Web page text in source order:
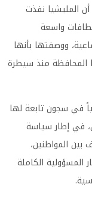
المليشيا نفذت
واسعة
ووصفتها بأنها
منذ سيطرة
أن المليشيا لا تزال تحتجز 74 مدنياً في سجون تابعة لها
في إطار سياسة
المواطنين،
الكاملة